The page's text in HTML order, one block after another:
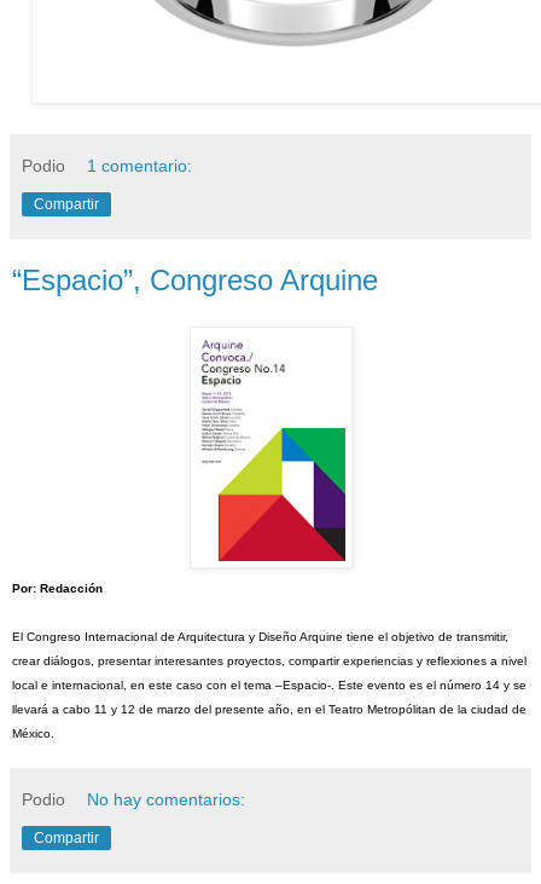
Podio 1 comentario:
Compartir
“Espacio”, Congreso Arquine
Por: Redacción
El Congreso Internacional de Arquitectura y Diseño Arquine tiene el objetivo de transmitir,
crear diálogos, presentar interesantes proyectos, compartir experiencias y reflexiones a nivel
local e internacional, en este caso con el tema –Espacio-. Este evento es el número 14 y se
llevará a cabo 11 y 12 de marzo del presente año, en el Teatro Metropólitan de la ciudad de
México.
Podio No hay comentarios:
Compartir